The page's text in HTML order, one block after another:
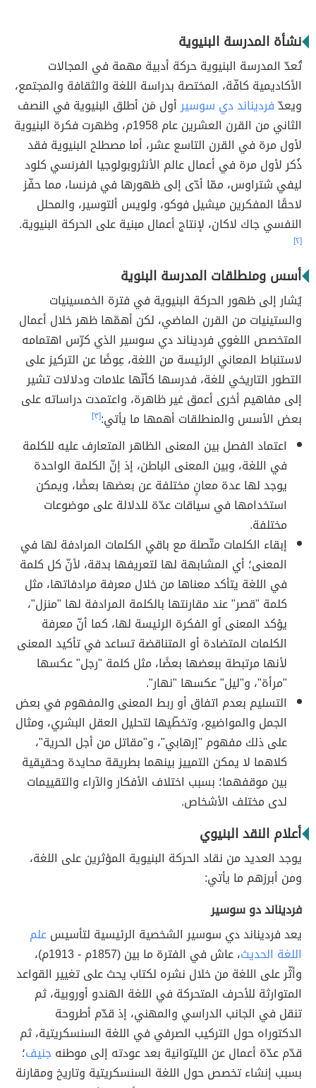
نشأة المدرسة البنيوية
تُعدّ المدرسة البنيوية حركة أدبية مهمة في المجالات
الأكاديمية كافّة، المختصة بدراسة اللغة والثقافة والمجتمع،
ويعدّفرديناند دي سوسيرأول مَن أطلق البنيوية في النصف
الثاني من القرن العشرين عام 1958م، وظهرت فكرة البنيوية
لأول مرة في القرن التاسع عشر، أما مصطلح البنيوية فقد
ذُكر لأول مرة في أعمال عالم الأنثروبولوجيا الفرنسي كلود
ليفي شتراوس، ممّا أدّى إلى ظهورها في فرنسا، مما حفّز
لاحقًا المفكرين ميشيل فوكو، ولويس ألتوسير، والمحلل
النفسي جاك لاكان، لإنتاج أعمال مبنية على الحركة البنيوية.
[٢]
أسس ومنطلقات المدرسة البنوية
يُشار إلى ظهور الحركة البنيوية في فترة الخمسينيات
والستينيات من القرن الماضي، لكن أهمّها ظهر خلال أعمال
المتخصص اللغوي فرديناند دي سوسير الذي كرّس اهتمامه
لاستنباط المعاني الرئيسة من اللغة، عِوضًا عن التركيز على
التطور التاريخي للغة، فدرسها كأنّها علامات ودلالات تشير
إلى مفاهيم أخرى أعمق غير ظاهرة، واعتمدت دراساته على
بعض الأسس والمنطلقات أهمها ما يأتي:[٣]
اعتماد الفصل بين المعنى الظاهر المتعارف عليه للكلمة
في اللغة، وبين المعنى الباطن، إذ إنّ الكلمة الواحدة
يوجد لها عدة معانٍ مختلفة عن بعضها بعضًا، ويمكن
استخدامها في سياقات عدّة للدلالة على موضوعات
مختلفة.
إبقاء الكلمات متّصلة مع باقي الكلمات المرادفة لها في
المعنى؛ أي المشابهة لها لتعريفها بدقة، لأنّ كل كلمة
في اللغة يتأكد معناها من خلال معرفة مرادفاتها، مثل
كلمة "قصر" عند مقارنتها بالكلمة المرادفة لها "منزل"،
يؤكد المعنى أو الفكرة الرئيسة لها، كما أنّ معرفة
الكلمات المتضادة أو المتناقضة تساعد في تأكيد المعنى
لأنها مرتبطة ببعضها بعضًا، مثل كلمة "رجل" عكسها
"مرأة"، و"ليل" عكسها "نهار".
التسليم بعدم اتفاق أو ربط المعنى والمفهوم في بعض
الجمل والمواضيع، وتخطّيها لتحليل العقل البشري، ومثال
على ذلك مفهوم "إرهابي"، و"مقاتل من أجل الحرية"،
كلاهما لا يمكن التمييز بينهما بطريقة محايدة وحقيقية
بين موقفهما؛ بسبب اختلاف الأفكار والآراء والتقييمات
لدى مختلف الأشخاص.
أعلام النقد البنيوي
يوجد العديد من نقاد الحركة البنيوية المؤثرين على اللغة،
ومن أبرزهم ما يأتي:
فرديناند دو سوسير
يعد فرديناند دي سوسير الشخصية الرئيسية لتأسيسعلم
اللغة الحديث
، عاش في الفترة ما بين (1857م - 1913م)،
وأثّر على اللغة من خلال نشره لكتاب يحث على تغيير القواعد
المتوارثة للأحرف المتحركة في اللغة الهندو أوروبية، ثم
تنقل في الجانب الدراسي والمهني، إذ قدّم أطروحة
الدكتوراه حول التركيب الصرفي في اللغة السنسكريتية، ثم
قدّم عدّة أعمال عن الليتوانية بعد عودته إلى موطنهجنيف؛
بسبب إنشاء تخصص حول اللغة السنسكريتية وتاريخ ومقارنة